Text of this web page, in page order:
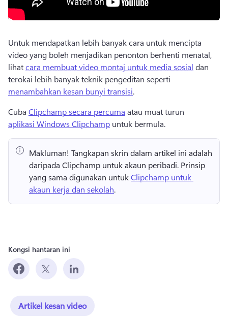
Untuk mendapatkan lebih banyak cara untuk mencipta
video yang boleh menjadikan penonton berhenti menatal,
lihat cara membuat video montaj untuk media sosial dan
terokai lebih banyak teknik pengeditan seperti
menambahkan kesan bunyi transisi.
Cuba Clipchamp secara percuma atau muat turun
aplikasi Windows Clipchamp untuk bermula.
Makluman! Tangkapan skrin dalam artikel ini adalah
daripada Clipchamp untuk akaun peribadi. Prinsip
yang sama digunakan untuk Clipchamp untuk
akaun kerja dan sekolah.
Kongsi hantaran ini
Artikel kesan video